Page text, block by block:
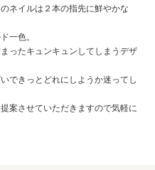
ネイルは２本の指先に鮮やかな
一色。
ったキュンキュンしてしまうデザ
できっとどれにしようか迷ってし
案させていただきますので気軽に